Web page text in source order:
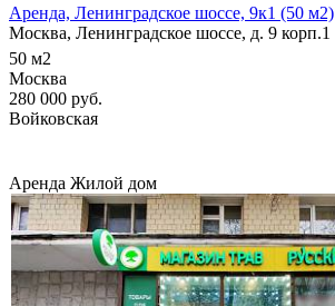
Аренда, Ленинградское шоссе, 9к1 (50 м2)
Москва, Ленинградское шоссе, д. 9 корп.1
50 м2
Москва
280 000 руб.
Войковская
Аренда Жилой дом